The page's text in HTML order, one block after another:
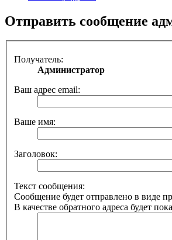
Отправить сообщение
Получатель:
Администратор
Ваш адрес email:
Ваше имя:
Заголовок:
Текст сообщения:
Сообщение будет отправлено в виде
В качестве обратного адреса будет